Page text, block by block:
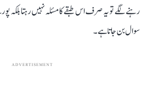
رہنے لگے تو یہ صرف اس طبقے کا مسئلہ نہیں رہتا بلکہ
سوال بن جاتا ہے۔
ADVERTISEMENT